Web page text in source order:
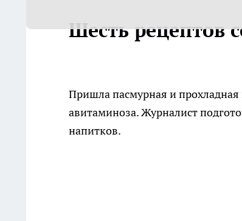
Шесть рецептов
Пришла пасмурная и прохладная
авитаминоза. Журналист
напитков.